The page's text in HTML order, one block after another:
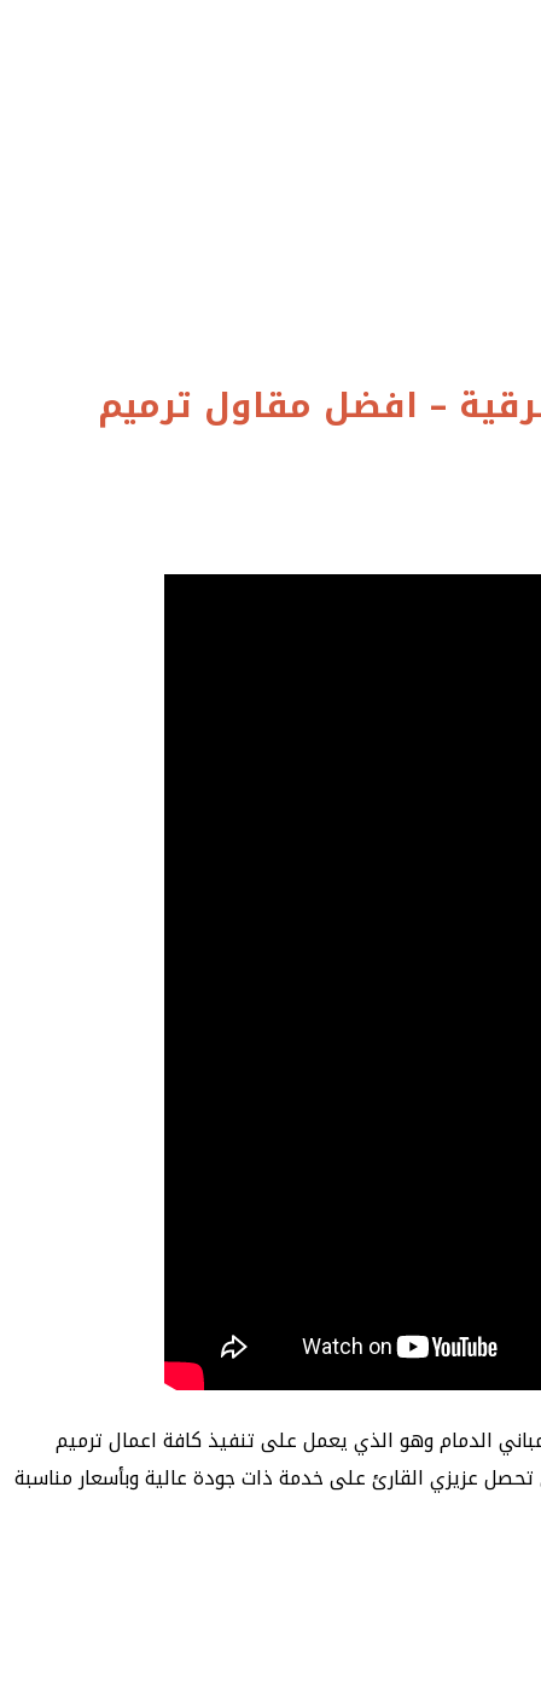
ترميم منازل بالشرقية – افضل مقاول ترميم
الدمام وهو الذي يعمل على تنفيذ كافة اعمال ترميم
، هدفنا دائماً أن تحصل عزيزي القارئ على خدمة ذات جودة عالية وبأسعار مناسبة